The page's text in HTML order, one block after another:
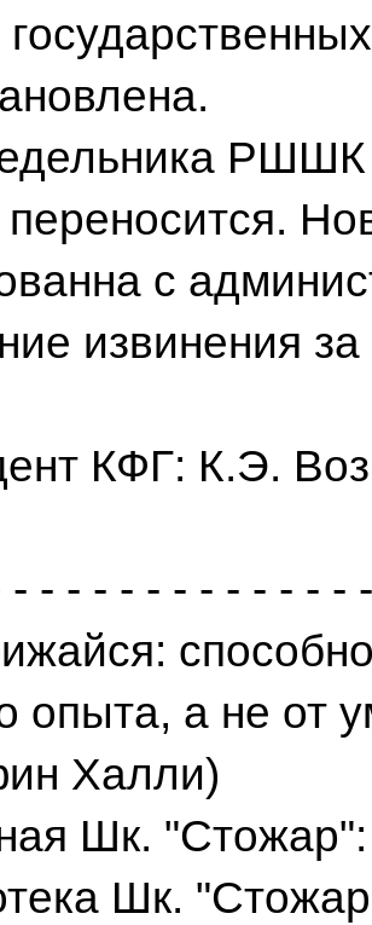
РШШК
переносится.
с
извинения
КФГ: К.Э.
- - - - - - - - - - - - -
опыта, а не от
Халли)
Шк.
Шк.